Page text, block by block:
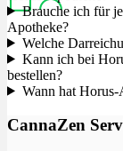
Brauche ich für
Apotheke?
Welche
Kann ich bei
bestellen?
Wann hat
CannaZen